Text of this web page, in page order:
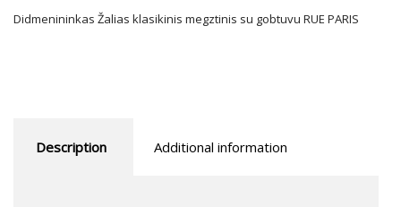
Didmenininkas Žalias klasikinis megztinis su gobtuvu RUE PARIS
Description Additional information